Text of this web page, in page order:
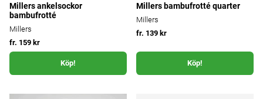
Millers ankelsockor
bambufrotté
Millers
fr. 159 kr
Köp!
Millers bambufrotté quarter
Millers
fr. 139 kr
Köp!